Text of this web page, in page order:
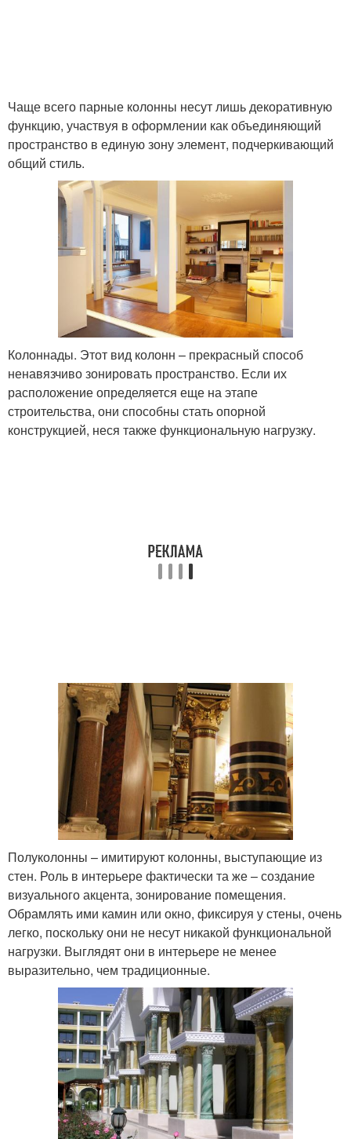
Чаще всего парные колонны несут лишь декоративную
функцию, участвуя в оформлении как объединяющий
пространство в единую зону элемент, подчеркивающий
общий стиль.
Колоннады. Этот вид колонн – прекрасный способ
ненавязчиво зонировать пространство. Если их
расположение определяется еще на этапе
строительства, они способны стать опорной
конструкцией, неся также функциональную нагрузку.
Полуколонны – имитируют колонны, выступающие из
стен. Роль в интерьере фактически та же – создание
визуального акцента, зонирование помещения.
Обрамлять ими камин или окно, фиксируя у стены, очень
легко, поскольку они не несут никакой функциональной
нагрузки. Выглядят они в интерьере не менее
выразительно, чем традиционные.